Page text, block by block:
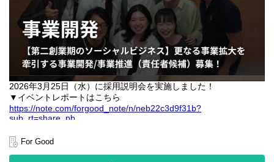
2026年3月25日（水）に採用説明会を実施しました！
▼イベントレポートはこちら
https://note.com/forgood_note/n/neb22c3d9f31b?
sub_rt=share_pb
【ForGoodについて】
ForGood（フォーグッド） は、ソーシャルグッド領域に特化した
For Good